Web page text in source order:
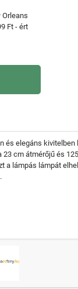
Ft - ért
elegáns
cm átmérőjű és
lámpás lámpát